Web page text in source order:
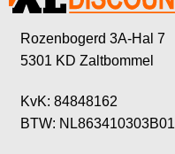
Rozenbogerd 3A-Hal 7
5301 KD Zaltbommel
KvK: 84848162
BTW: NL863410303B01